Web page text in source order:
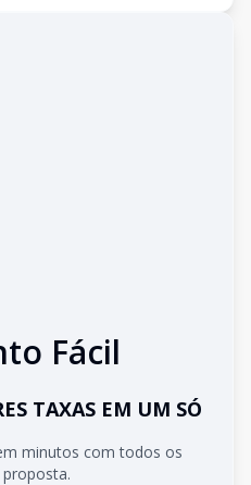
Fácil
TAXAS EM UM SÓ
minutos com todos os